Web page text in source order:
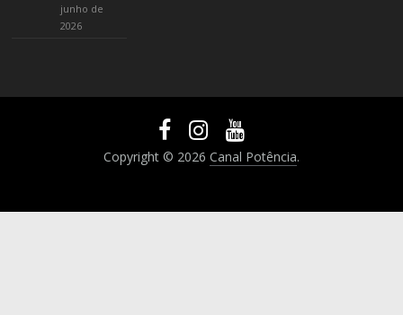
junho de
2026
Copyright © 2026 Canal Potência.